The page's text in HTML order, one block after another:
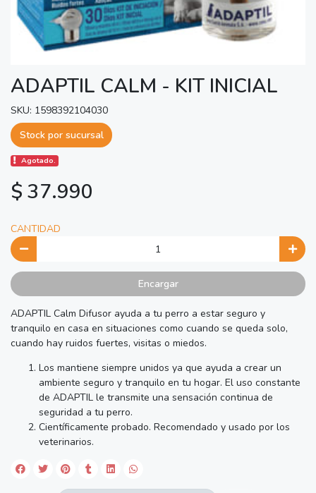
ADAPTIL CALM - KIT INICIAL
SKU: 1598392104030
Stock por sucursal
Agotado.
$ 37.990
CANTIDAD
Encargar
ADAPTIL Calm Difusor ayuda a tu perro a estar seguro y
tranquilo en casa en situaciones como cuando se queda solo,
cuando hay ruidos fuertes, visitas o miedos.
Los mantiene siempre unidos ya que ayuda a crear un
ambiente seguro y tranquilo en tu hogar. El uso constante
de ADAPTIL le transmite una sensación continua de
seguridad a tu perro.
Científicamente probado. Recomendado y usado por los
veterinarios.